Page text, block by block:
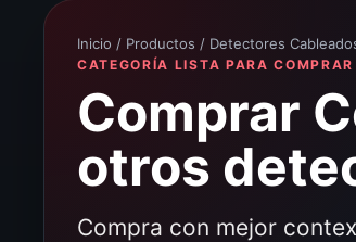
Inicio / Productos / Detectores
CATEGORÍA LISTA PARA COMPRAR
Comprar
otros
Compra con mejor